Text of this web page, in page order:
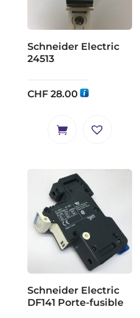
Schneider Electric
24513
CHF28.00
Schneider Electric
DF141 Porte-fusible